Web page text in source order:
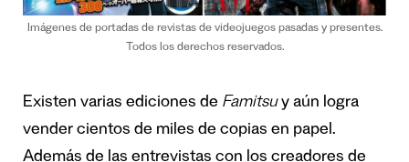
Imágenes de portadas de revistas de videojuegos pasadas y presentes.
Todos los derechos reservados.
Existen varias ediciones de Famitsuy aún logra
vender cientos de miles de copias en papel.